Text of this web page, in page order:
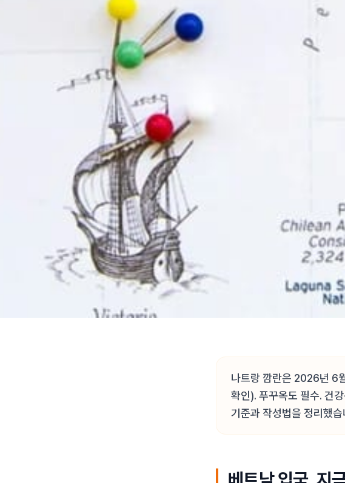
나트랑 깜란은 2026년 6
확인). 푸꾸옥도 필수. 건
기준과 작성법을 정리했습